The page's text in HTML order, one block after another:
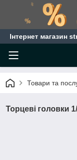
Інтернет магазин
Товари та
Торцеві головки